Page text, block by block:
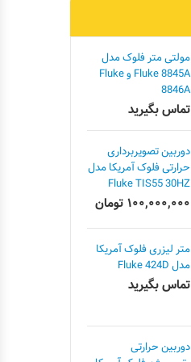
مولتی متر فلوک مدل
Fluke 8845A و Fluke
8846A
تماس بگیرید
دوربین تصویربرداری
حرارتی فلوک آمریکا مدل
Fluke TIS55 30HZ
۱۰۰,۰۰۰,۰۰۰ تومان
متر لیزری فلوک آمریکا
مدل Fluke 424D
تماس بگیرید
دوربین حرارتی